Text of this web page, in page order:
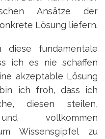
Ansätze der
Lösung liefern.
diese fundamentale
ich es nie schaffen
akzeptable Lösung
ich froh, dass ich
diesen steilen,
vollkommen
Wissensgipfel zu